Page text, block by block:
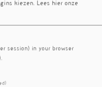
bij
en anti-
regulatie van
met bioactieve
cognitieve
groepen. Deze
kiezen. Lees hier onze
session) in your browser